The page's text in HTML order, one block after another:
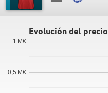
Evolución del precio
0,5 M€
1 M€